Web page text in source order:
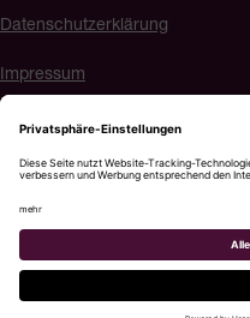
Datenschutzerklärung
Impressum
Barrierefreiheit
Cookie-Einstellungen